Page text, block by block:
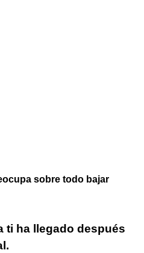
sobre todo bajar
ti ha llegado después